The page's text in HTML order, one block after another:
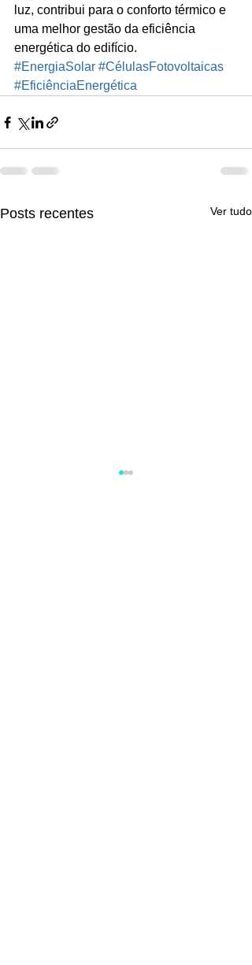
luz, contribui para o conforto térmico e
uma melhor gestão da eficiência
energética do edifício.
#EnergiaSolar #CélulasFotovoltaicas
#EficiênciaEnergética
Posts recentes Ver tudo